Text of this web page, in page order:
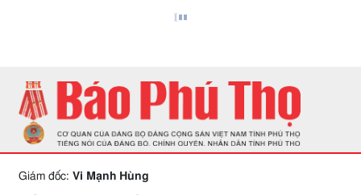
Giám đốc: Vi Mạnh Hùng